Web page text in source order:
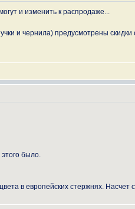
и изменить к распродаже...
и чернила) предусмотрены
было.
в европейских стержнях.